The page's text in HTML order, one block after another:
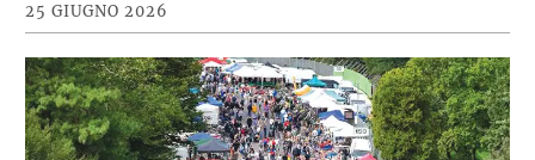
25 GIUGNO 2026